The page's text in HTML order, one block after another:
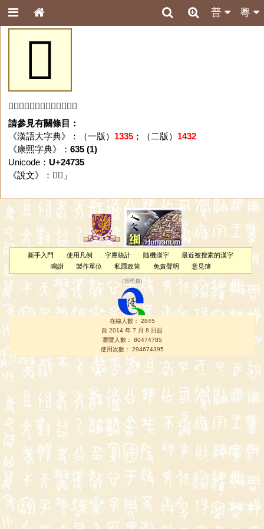
粵
普
𤜵
「𤜵」字未收錄於本資料庫。
請參見有關條目：
《漢語大字典》：（一版） 1335；（二版） 1432
《康熙字典》： 635 (1)
Unicode： U+24735
《說文》：「 𤜵 」
新手入門 使用凡例 字庫統計 隨機漢字
最近被搜索的漢字
鳴謝
製作單位 私隱政策 免責聲明 意見簿
（管理員 ）
在線人數： 2845
自 2014 年 7 月 8 日起
瀏覽人數： 80474785
使用次數： 294674395